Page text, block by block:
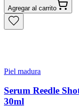
Agregar al carrito
Piel madura
Serum Reedle
30ml